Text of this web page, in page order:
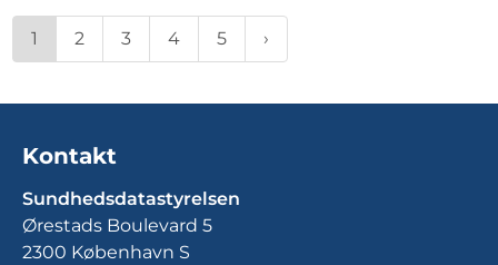
1 2 3 4 5
Kontakt
Sundhedsdatastyrelsen
Ørestads Boulevard 5
2300 København S